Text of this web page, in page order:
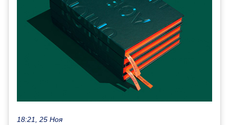
18:21, 25 Ноя